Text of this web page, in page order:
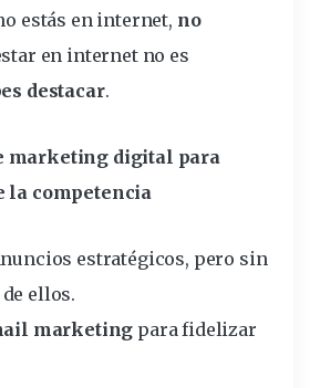
estás en internet, no
en internet no es
destacar.
marketing digital para
la competencia
estratégicos, pero sin
ellos.
marketing para fidelizar